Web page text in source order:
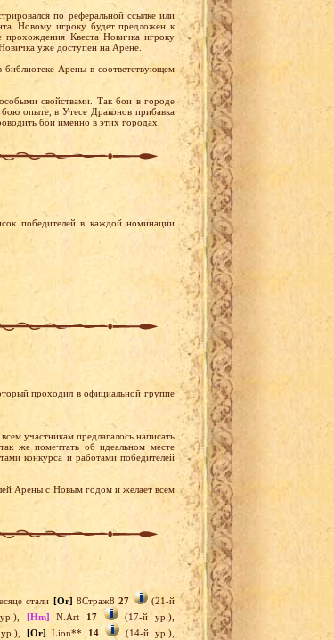
по реферальной ссылке или
Новому игроку будет предложен к
Квеста Новичка игроку
уже доступен на Арене.
Арены в соответствующем
свойствами. Так бои в городе
опыте, в Утесе Драконов прибавка
бои именно в этих городах.
победителей в каждой номинации
проходил в официальной группе
участникам предлагалось написать
же помечтать об идеальном месте
конкурса и работами победителей
Арены с Новым годом и желает всем
стали [Or] 8Страж827
(21-й
[Hm] N.Art 17
(17-й ур.),
[Or] Lion** 14
(14-й ур.),